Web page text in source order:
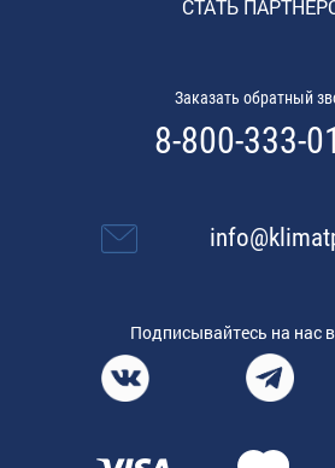
СТАТЬ
Заказать обратный
8-800-333-
Подписывайтесь на нас